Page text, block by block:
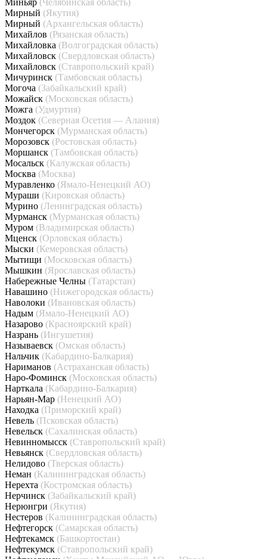
Миньяр (Челябинская область)
Мирный (Якутия)
Мирный (Архангельская область)
Михайлов (Рязанская область)
Михайловка (Волгоградская область)
Михайловск (Свердловская область)
Михайловск (Ставропольский край)
Мичуринск (Тамбовская область)
Могоча (Забайкальский край)
Можайск (Московская область)
Можга (Удмуртия)
Моздок (Северная Осетия — Алания)
Мончегорск (Мурманская область)
Морозовск (Ростовская область)
Моршанск (Тамбовская область)
Мосальск (Калужская область)
Москва (Москва)
Муравленко (Ямало-Ненецкий АО)
Мураши (Кировская область)
Мурино (Ленинградская область)
Мурманск (Мурманская область)
Муром (Владимирская область)
Мценск (Орловская область)
Мыски (Кемеровская область)
Мытищи (Московская область)
Мышкин (Ярославская область)
Набережные Челны (Татарстан)
Навашино (Нижегородская область)
Наволоки (Ивановская область)
Надым (Ямало-Ненецкий АО)
Назарово (Красноярский край)
Назрань (Ингушетия)
Называевск (Омская область)
Нальчик (Кабардино-Балкария)
Нариманов (Астраханская область)
Наро-Фоминск (Московская область)
Нарткала (Кабардино-Балкария)
Нарьян-Мар (Ненецкий АО)
Находка (Приморский край)
Невель (Псковская область)
Невельск (Сахалинская область)
Невинномысск (Ставропольский край)
Невьянск (Свердловская область)
Нелидово (Тверская область)
Неман (Калининградская область)
Нерехта (Костромская область)
Нерчинск (Забайкальский край)
Нерюнгри (Якутия)
Нестеров (Калининградская область)
Нефтегорск (Самарская область)
Нефтекамск (Башкортостан)
Нефтекумск (Ставропольский край)